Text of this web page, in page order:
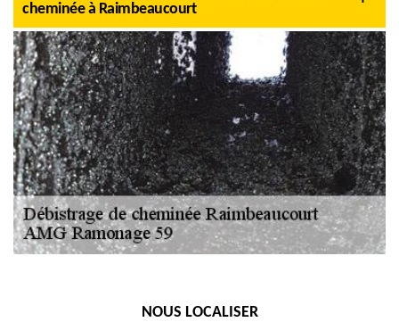
cheminée à Raimbeaucourt
NOUS LOCALISER